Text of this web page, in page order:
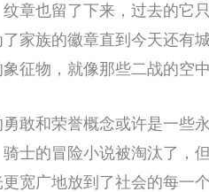
章也留了下来，过去的它
家族的徽章直到今天还有
征物，就像那些二战的空
敢和荣誉概念或许是一些
士的冒险小说被淘汰了，
宽广地放到了社会的每一